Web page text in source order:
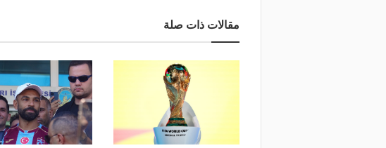
مقالات ذات صلة